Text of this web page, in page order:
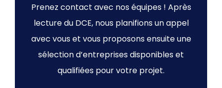
Prenez contact avec nos équipes ! Après
lecture du DCE, nous planifions un appel
avec vous et vous proposons ensuite une
sélection d’entreprises disponibles et
qualifiées pour votre projet.